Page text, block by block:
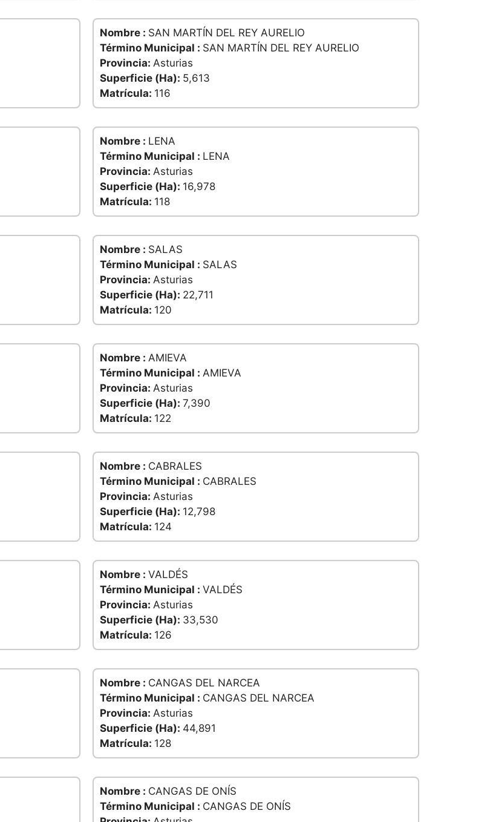
Nombre : SAN MARTÍN DEL REY AURELIO
Término Municipal : SAN MARTÍN DEL REY AURELIO
Provincia: Asturias
Superficie (Ha): 5,613
Matrícula: 116
Nombre : LENA
Término Municipal : LENA
Provincia: Asturias
Superficie (Ha): 16,978
Matrícula: 118
Nombre : SALAS
Término Municipal : SALAS
Provincia: Asturias
Superficie (Ha): 22,711
Matrícula: 120
Nombre : AMIEVA
Término Municipal : AMIEVA
Provincia: Asturias
Superficie (Ha): 7,390
Matrícula: 122
Nombre : CABRALES
Término Municipal : CABRALES
Provincia: Asturias
Superficie (Ha): 12,798
Matrícula: 124
Nombre : VALDÉS
Término Municipal : VALDÉS
Provincia: Asturias
Superficie (Ha): 33,530
Matrícula: 126
Nombre : CANGAS DEL NARCEA
Término Municipal : CANGAS DEL NARCEA
Provincia: Asturias
Superficie (Ha): 44,891
Matrícula: 128
Nombre : CANGAS DE ONÍS
Término Municipal : CANGAS DE ONÍS